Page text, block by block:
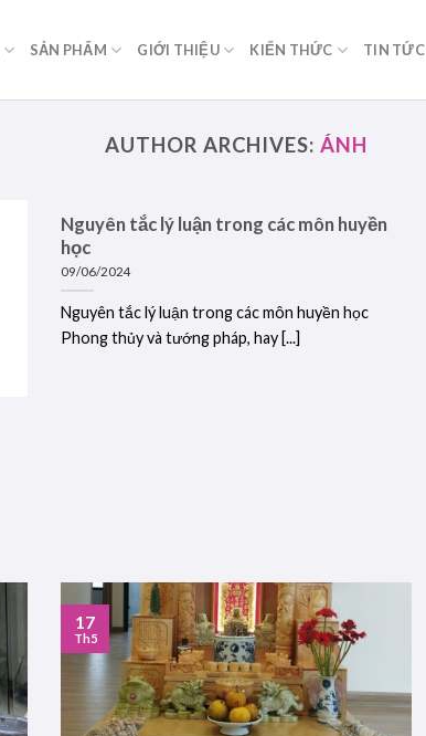
SẢN PHẨM GIỚI THIỆU KIẾN THỨC TIN TỨC
AUTHOR ARCHIVES: ÁNH
Nguyên tắc lý luận trong các môn huyền
học
09/06/2024
Nguyên tắc lý luận trong các môn huyền học
Phong thủy và tướng pháp, hay [...]
17
Th5